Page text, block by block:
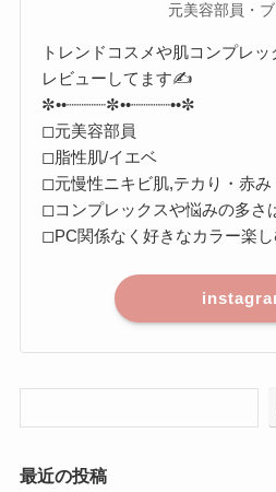
元美容部員・
トレンドコスメや肌コンプレ
レビューしてます✍️
✼••┈┈┈┈✼••┈┈┈┈••✼
◻︎元美容部員
◻︎脂性肌/イエベ
◻︎元慢性ニキビ肌,テカり・赤
◻︎コンプレックスや悩みの多さ
◻︎PC関係なく好きなカラー楽
最近の投稿